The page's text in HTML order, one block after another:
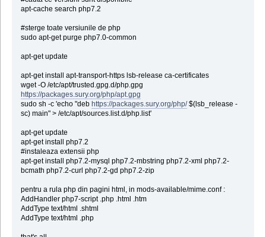
apt-cache search php7.2
#sterge toate versiunile de php
sudo apt-get purge php7.0-common
apt-get update
apt-get install apt-transport-https lsb-release ca-certificates
wget -O /etc/apt/trusted.gpg.d/php.gpg
https://packages.sury.org/php/apt.gpg
sudo sh -c 'echo "deb https://packages.sury.org/php/$(lsb_release -
sc) main" > /etc/apt/sources.list.d/php.list'
apt-get update
apt-get install php7.2
#instaleaza extensii php
apt-get install php7.2-mysql php7.2-mbstring php7.2-xml php7.2-
bcmath php7.2-curl php7.2-gd php7.2-zip
pentru a rula php din pagini html, in mods-available/mime.conf :
AddHandler php7-script .php .html .htm
AddType text/html .shtml
AddType text/html .php